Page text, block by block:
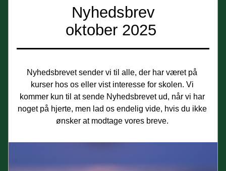
Nyhedsbrev
oktober 2025
Nyhedsbrevet sender vi til alle, der har været på
kurser hos os eller vist interesse for skolen. Vi
kommer kun til at sende Nyhedsbrevet ud, når vi har
noget på hjerte, men lad os endelig vide, hvis du ikke
ønsker at modtage vores breve.